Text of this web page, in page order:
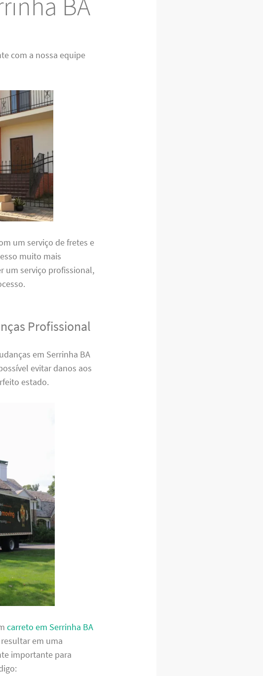
com a nossa equipe
um serviço de fretes e
muito mais
um serviço profissional,
Profissional
em Serrinha BA
evitar danos aos
estado.
carreto em Serrinha BA
em uma
importante para